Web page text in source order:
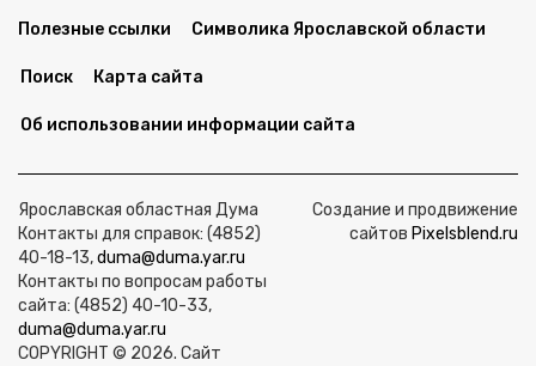
Полезные ссылки Символика Ярославской области
Поиск Карта сайта
Об использовании информации сайта
Ярославская областная Дума
Контакты для справок: (4852)
40-18-13,duma@duma.yar.ru
Контакты по вопросам работы
сайта: (4852) 40-10-33,
duma@duma.yar.ru
COPYRIGHT © 2026. Сайт
Создание и продвижение
сайтов Pixelsblend.ru